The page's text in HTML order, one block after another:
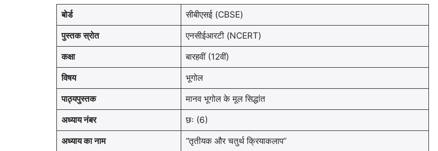
बोर्ड सीबीएसई (CBSE)
पुस्तक स्रोत एनसीईआरटी (NCERT)
कक्षा बारहवीं (12वीं)
विषय भूगोल
पाठ्यपुस्तक मानव भूगोल के मूल सिद्धांत
अध्याय नंबर छः (6)
अध्याय का नाम “तृतीयक और चतुर्थ क्रियाकलाप”